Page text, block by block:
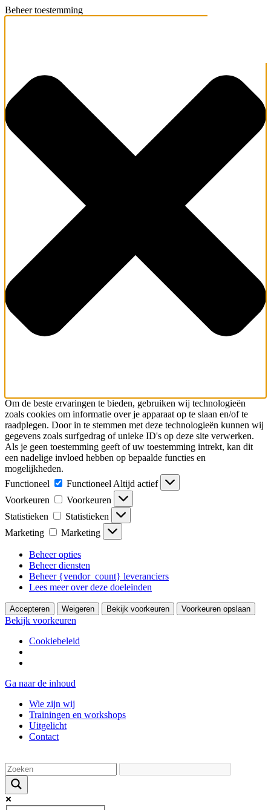
Beheer toestemming
Om de beste ervaringen te bieden, gebruiken wij technologieën
zoals cookies om informatie over je apparaat op te slaan en/of te
raadplegen. Door in te stemmen met deze technologieën kunnen wij
gegevens zoals surfgedrag of unieke ID's op deze site verwerken.
Als je geen toestemming geeft of uw toestemming intrekt, kan dit
een nadelige invloed hebben op bepaalde functies en
mogelijkheden.
Functioneel
Functioneel Altijd actief
Voorkeuren
Voorkeuren
Statistieken
Statistieken
Marketing
Marketing
Beheer opties
Beheer diensten
Beheer {vendor_count} leveranciers
Lees meer over deze doeleinden
Accepteren Weigeren Bekijk voorkeuren Voorkeuren opslaan
Bekijk voorkeuren
Cookiebeleid
Ga naar de inhoud
Wie zijn wij
Trainingen en workshops
Uitgelicht
Contact